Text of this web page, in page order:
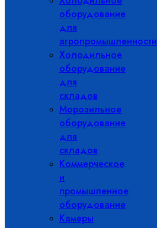
оборудование
для
агропромышленности
Холодильное
оборудование
для
складов
Морозильное
оборудование
для
складов
Коммерческое
и
промышленное
оборудование
Камеры